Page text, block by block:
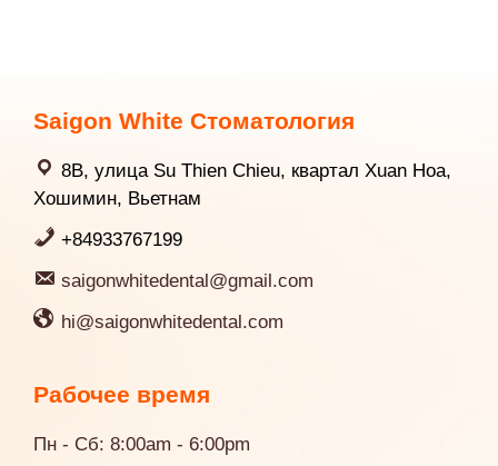
Saigon White Стоматология
8B, улица Su Thien Chieu, квартал Xuan Hoa,
Хошимин, Вьетнам
+84933767199
saigonwhitedental@gmail.com
hi@saigonwhitedental.com
Рабочее время
Пн - Сб: 8:00am - 6:00pm